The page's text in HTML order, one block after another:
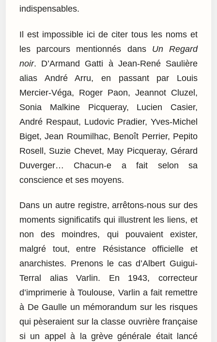
indispensables.
Il est impossible ici de citer tous les noms et
les parcours mentionnés dans Un Regard
noir. D’Armand Gatti à Jean-René Saulière
alias André Arru, en passant par Louis
Mercier-Véga, Roger Paon, Jeannot Cluzel,
Sonia Malkine Picqueray, Lucien Casier,
André Respaut, Ludovic Pradier, Yves-Michel
Biget, Jean Roumilhac, Benoît Perrier, Pepito
Rosell, Suzie Chevet, May Picqueray, Gérard
Duverger… Chacun-e a fait selon sa
conscience et ses moyens.
Dans un autre registre, arrêtons-nous sur des
moments significatifs qui illustrent les liens, et
non des moindres, qui pouvaient exister,
malgré tout, entre Résistance officielle et
anarchistes. Prenons le cas d’Albert Guigui-
Terral alias Varlin. En 1943, correcteur
d’imprimerie à Toulouse, Varlin a fait remettre
à De Gaulle un mémorandum sur les risques
qui pèseraient sur la classe ouvrière française
si un appel à la grève générale était lancé